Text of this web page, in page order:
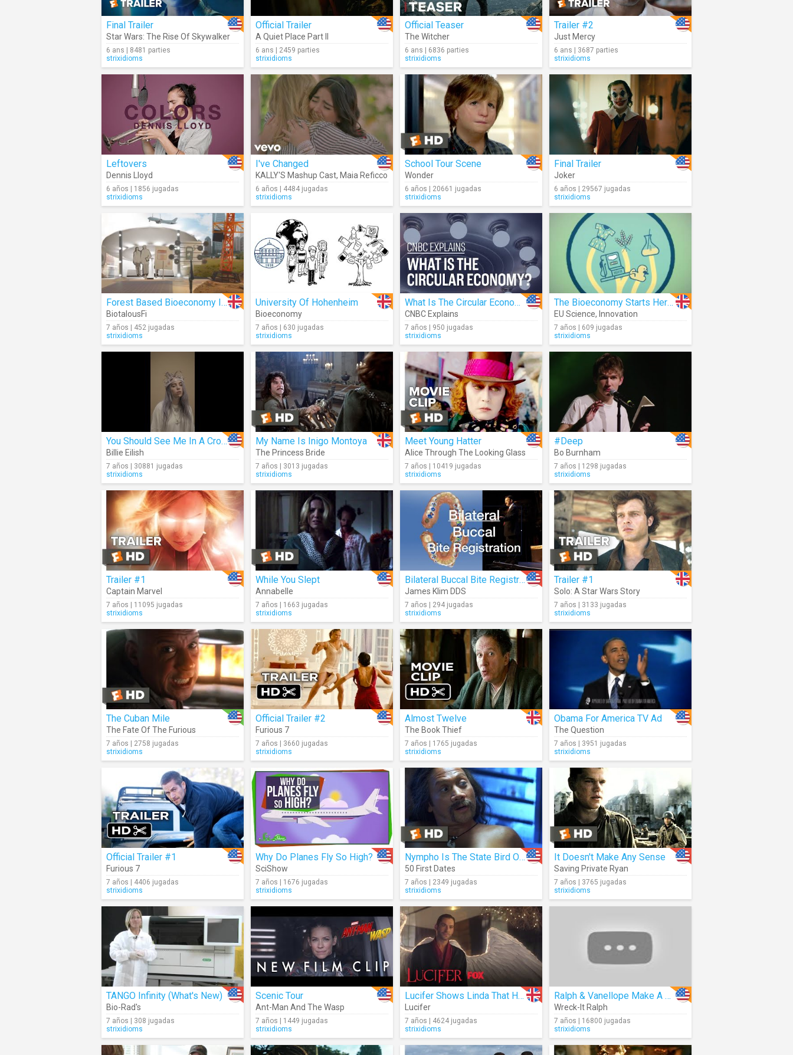
Final Trailer
Star Wars: The Rise Of Skywalker
6 ans | 8481 parties
strixidioms
Official Trailer
A Quiet Place Part II
6 ans | 2459 parties
strixidioms
Official Teaser
The Witcher
6 ans | 6836 parties
strixidioms
Trailer #2
Just Mercy
6 ans | 3687 parties
strixidioms
Leftovers
Dennis Lloyd
6 años | 1856 jugadas
strixidioms
I've Changed
KALLY'S Mashup Cast, Maia Reficco
6 años | 4484 jugadas
strixidioms
School Tour Scene
Wonder
6 años | 20661 jugadas
strixidioms
Final Trailer
Joker
6 años | 29567 jugadas
strixidioms
Forest Based Bioeconomy In Finland
BiotalousFi
7 años | 452 jugadas
strixidioms
University Of Hohenheim
Bioeconomy
7 años | 630 jugadas
strixidioms
What Is The Circular Economy?
CNBC Explains
7 años | 950 jugadas
strixidioms
The Bioeconomy Starts Here!
EU Science, Innovation
7 años | 609 jugadas
strixidioms
You Should See Me In A Crown
Billie Eilish
7 años | 30881 jugadas
strixidioms
My Name Is Inigo Montoya
The Princess Bride
7 años | 3013 jugadas
strixidioms
Meet Young Hatter
Alice Through The Looking Glass
7 años | 10419 jugadas
strixidioms
#Deep
Bo Burnham
7 años | 1298 jugadas
strixidioms
Trailer #1
Captain Marvel
7 años | 11095 jugadas
strixidioms
While You Slept
Annabelle
7 años | 1663 jugadas
strixidioms
Bilateral Buccal Bite Registration For The Chairside CEREC Software
James Klim DDS
7 años | 294 jugadas
strixidioms
Trailer #1
Solo: A Star Wars Story
7 años | 3133 jugadas
strixidioms
The Cuban Mile
The Fate Of The Furious
7 años | 2758 jugadas
strixidioms
Official Trailer #2
Furious 7
7 años | 3660 jugadas
strixidioms
Almost Twelve
The Book Thief
7 años | 1765 jugadas
strixidioms
Obama For America TV Ad
The Question
7 años | 3951 jugadas
strixidioms
Official Trailer #1
Furious 7
7 años | 4406 jugadas
strixidioms
Why Do Planes Fly So High?
SciShow
7 años | 1676 jugadas
strixidioms
Nympho Is The State Bird Of Ohio
50 First Dates
7 años | 2349 jugadas
strixidioms
It Doesn't Make Any Sense
Saving Private Ryan
7 años | 3765 jugadas
strixidioms
TANGO Infinity (What's New)
Bio-Rad's
7 años | 308 jugadas
strixidioms
Scenic Tour
Ant-Man And The Wasp
7 años | 1449 jugadas
strixidioms
Lucifer Shows Linda That His Wings Have Grown Back
Lucifer
7 años | 4624 jugadas
strixidioms
Ralph & Vanellope Make A Deal
Wreck-It Ralph
7 años | 16800 jugadas
strixidioms